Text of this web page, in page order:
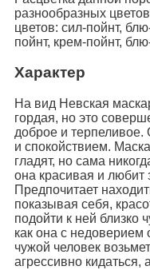
разнообразных
цветов: сил-пойнт,
пойнт, крем-пойнт,
Характер
На вид Невская
гордая, но это
доброе и
и спокойствием.
гладят, но сама
она красивая и
Предпочитает
показывая себя,
подойти к ней близко
как она с недоверием
чужой человек
агрессивно кидаться,